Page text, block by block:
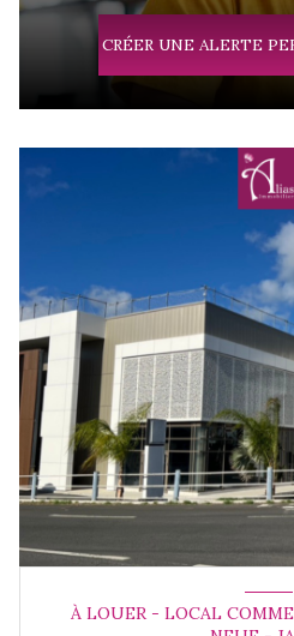
CRÉER UNE ALERTE
À LOUER - LOCAL